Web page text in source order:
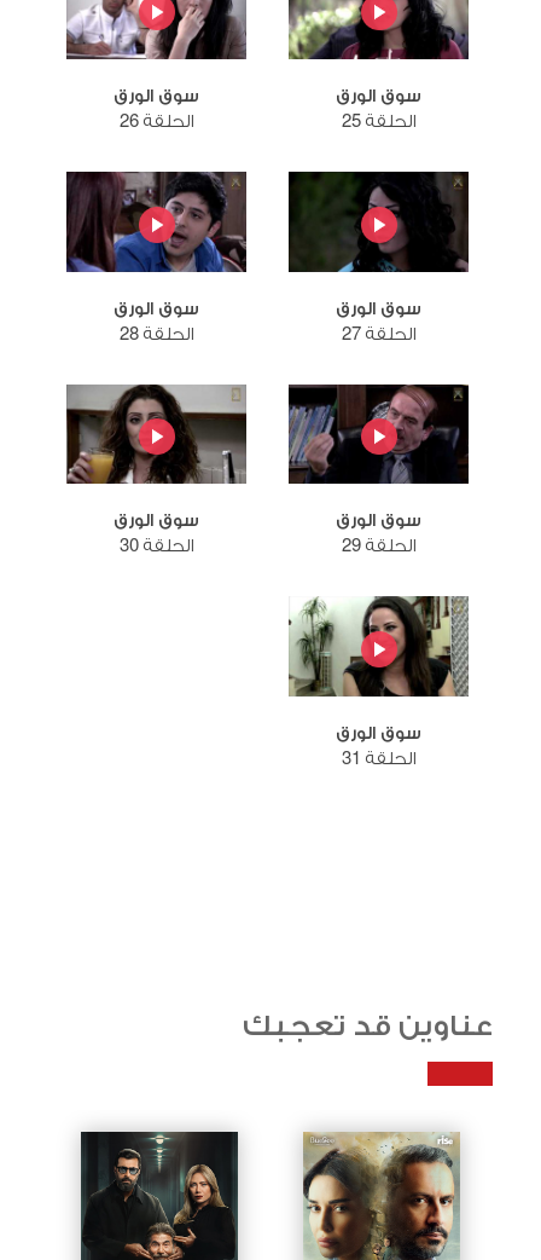
سوق الورق
الحلقة 25
سوق الورق
الحلقة 26
سوق الورق
الحلقة 27
سوق الورق
الحلقة 28
سوق الورق
الحلقة 29
سوق الورق
الحلقة 30
سوق الورق
الحلقة 31
عناوين قد تعجبك